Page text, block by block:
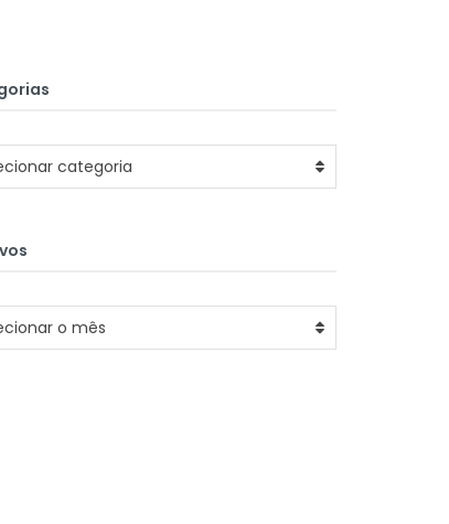
categoria
o mês